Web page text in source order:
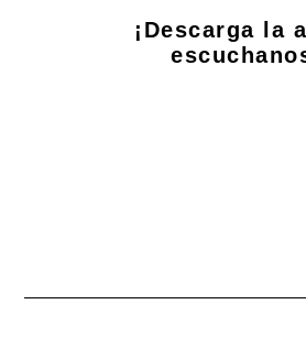
¡Descarga la